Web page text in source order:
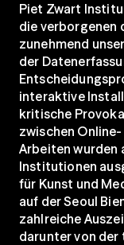
Piet Zwart
die verborgenen
zunehmend
der
interaktive
kritische
zwischen
Arbeiten wurden
Institutionen
für Kunst und
auf der Seoul
zahlreiche
darunter von der